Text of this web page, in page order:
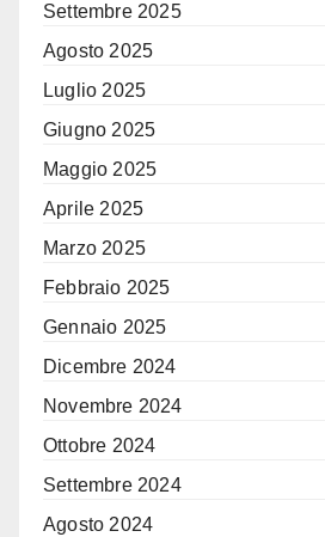
Settembre 2025
Agosto 2025
Luglio 2025
Giugno 2025
Maggio 2025
Aprile 2025
Marzo 2025
Febbraio 2025
Gennaio 2025
Dicembre 2024
Novembre 2024
Ottobre 2024
Settembre 2024
Agosto 2024